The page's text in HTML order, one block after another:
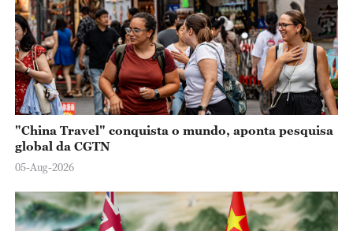
"China Travel" conquista o mundo, aponta pesquisa
global da CGTN
05-Aug-2026